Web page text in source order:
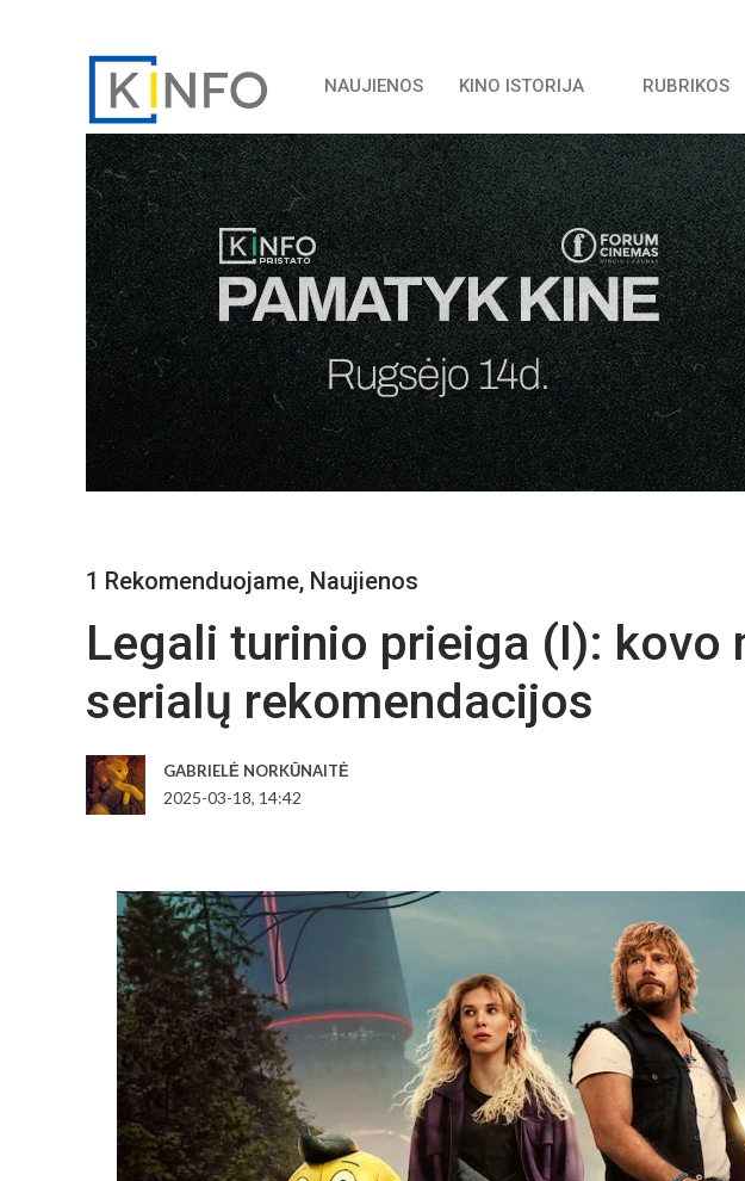
NAUJIENOS KINO ISTORIJA RUBRIKOS
1 Rekomenduojame, Naujienos
Legali turinio prieiga (I): kovo
serialų rekomendacijos
GABRIELĖ NORKŪNAITĖ
2025-03-18, 14:42